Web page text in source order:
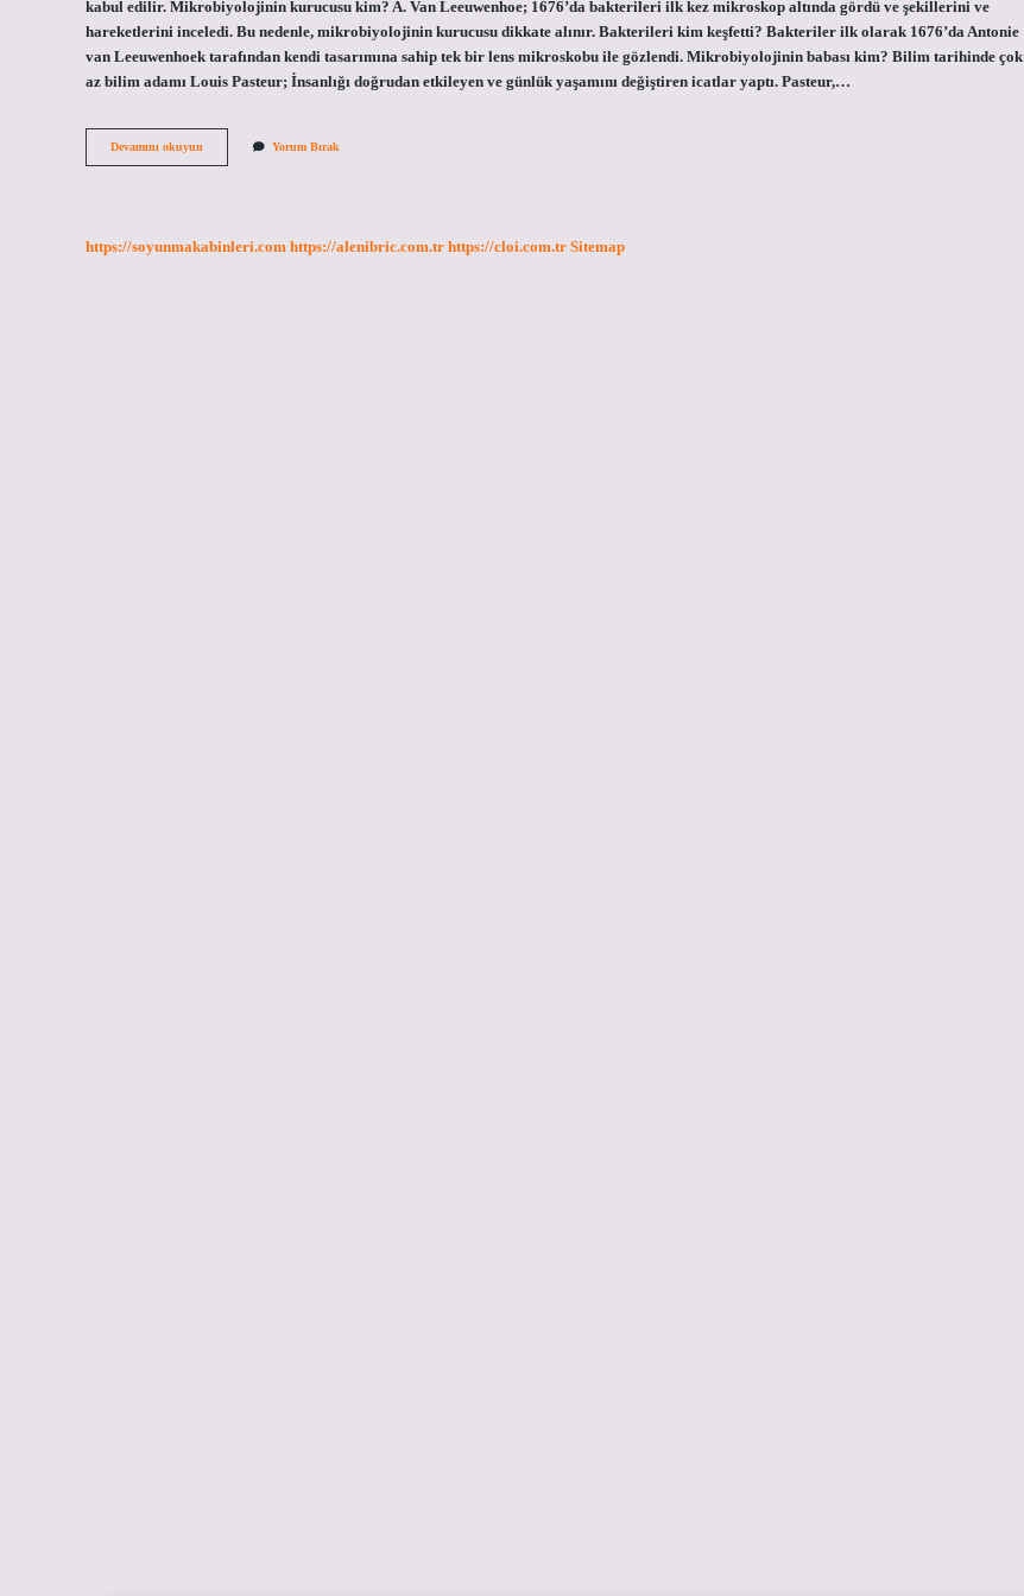
kabul edilir. Mikrobiyolojinin kurucusu kim? A. Van Leeuwenhoe; 1676’da bakterileri ilk kez mikroskop altında gördü ve şekillerini ve
hareketlerini inceledi. Bu nedenle, mikrobiyolojinin kurucusu dikkate alınır. Bakterileri kim keşfetti? Bakteriler ilk olarak 1676’da Antonie
van Leeuwenhoek tarafından kendi tasarımına sahip tek bir lens mikroskobu ile gözlendi. Mikrobiyolojinin babası kim? Bilim tarihinde çok
az bilim adamı Louis Pasteur; İnsanlığı doğrudan etkileyen ve günlük yaşamını değiştiren icatlar yaptı. Pasteur,…
Devamını okuyun Bakteriyolojinin
Kurucusu
Yorum Bırak
https://soyunmakabinleri.com https://alenibric.com.tr https://cloi.com.tr Sitemap